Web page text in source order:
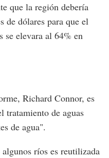
que la región debería
de dólares para que el
se elevara al 64% en
Richard Connor, es
tratamiento de aguas
de agua".
ríos es reutilizada